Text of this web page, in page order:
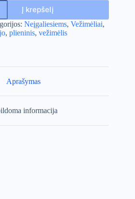
Į krepšelį
Neįgaliesiems, Vežimėliai,
, plieninis, vežimėlis
Aprašymas
informacija